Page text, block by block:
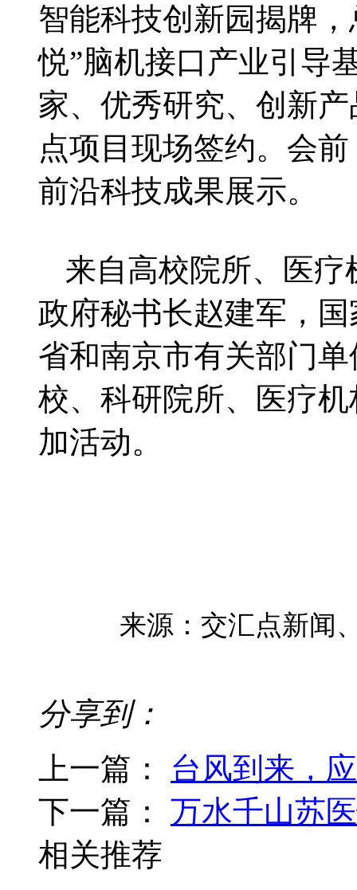
智能科技创新园揭牌
悦”脑机接口产业引导
家、优秀研究、创新
点项目现场签约。会
前沿科技成果展示。
来自高校院所、医
政府秘书长赵建军，
省和南京市有关部门
校、科研院所、医疗
加活动。
来源：交汇点新闻
分享到：
上一篇： 台风到来，
下一篇： 万水千山苏
相关推荐